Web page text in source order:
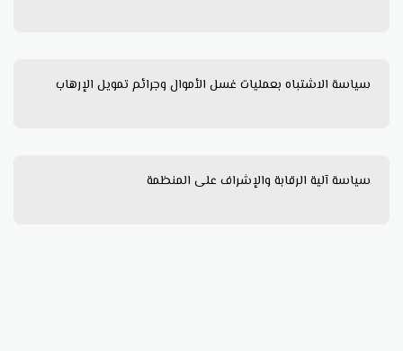
سياسة الاشتباه بعمليات غسل الأموال وجرائم تمويل الإرهاب
سياسة آلية الرقابة والإشراف على المنظمة